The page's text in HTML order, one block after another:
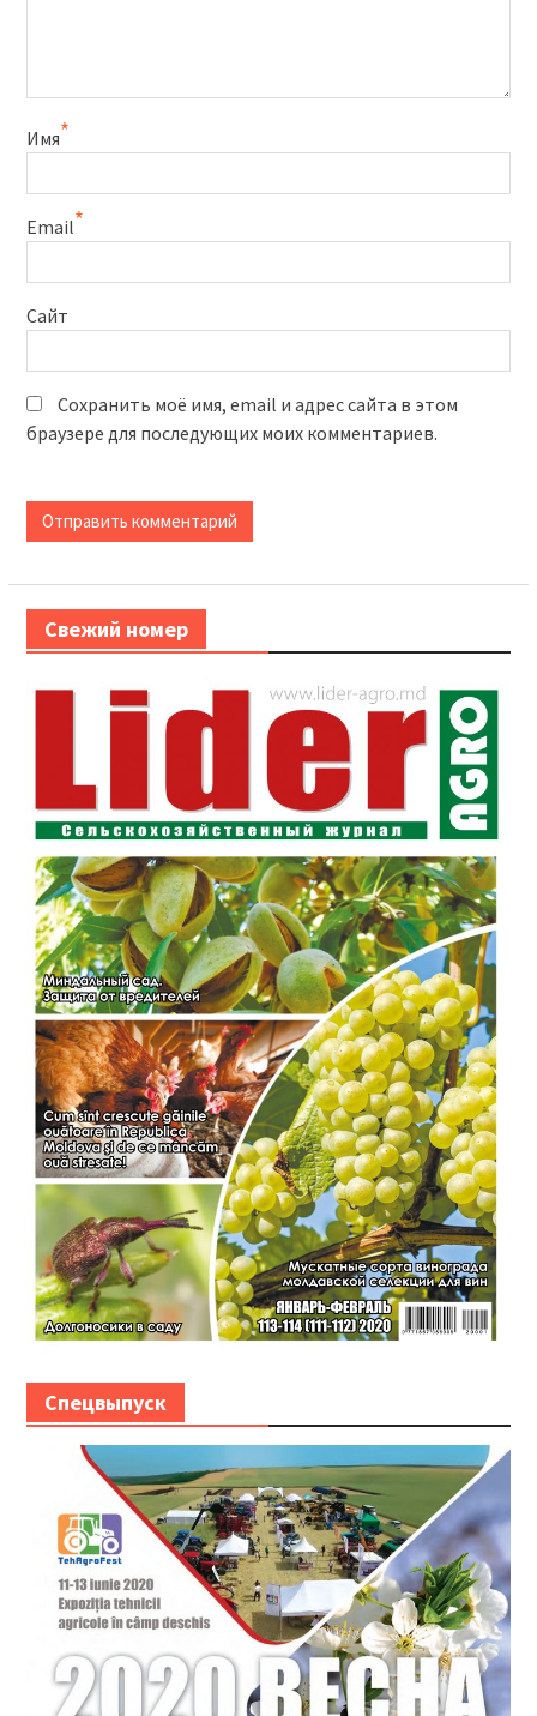
Имя*
Email*
Сайт
Сохранить моё имя, email и адрес сайта в этом
браузере для последующих моих комментариев.
Свежий номер
Спецвыпуск